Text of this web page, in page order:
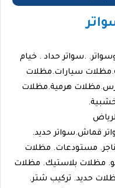
.سواتر حداد . خيام
سيارات.مظلات
هرمية.مظلات
قماش.سواتر حديد.
مستودعات. مظلات
مظلات بلاستيك. مظلات
حديد. تركيب شتر.